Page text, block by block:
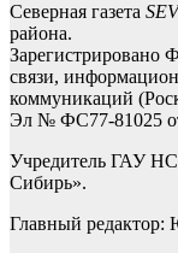
Северная газета
района.
Зарегистрировано
связи,
коммуникаций
Эл № ФС77-81025
Учредитель ГАУ
Сибирь».
Главный редактор: